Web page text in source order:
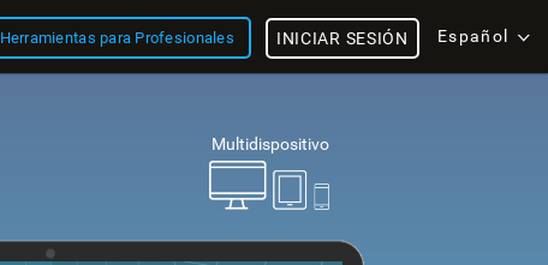
Herramientas para Profesionales Español
INICIAR SESIÓN
Multidispositivo